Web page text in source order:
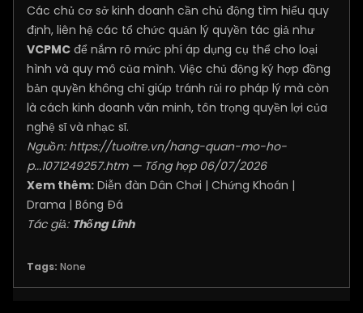
Các chủ cơ sở kinh doanh cần chủ động tìm hiểu quy
định, liên hệ các tổ chức quản lý quyền tác giả như
VCPMC để nắm rõ mức phí áp dụng cụ thể cho loại
hình và quy mô của mình. Việc chủ động ký hợp đồng
bản quyền không chỉ giúp tránh rủi ro pháp lý mà còn
là cách kinh doanh văn minh, tôn trọng quyền lợi của
nghệ sĩ và nhạc sĩ.
Nguồn: https://tuoitre.vn/hang-quan-mo-ho-
p...1071249257.htm— Tổng hợp 06/07/2026
Xem thêm: Diễn đàn Dân Chơi | Chứng Khoán |
Drama | Bóng Đá
Tác giả: Thống Lĩnh
Tags: None